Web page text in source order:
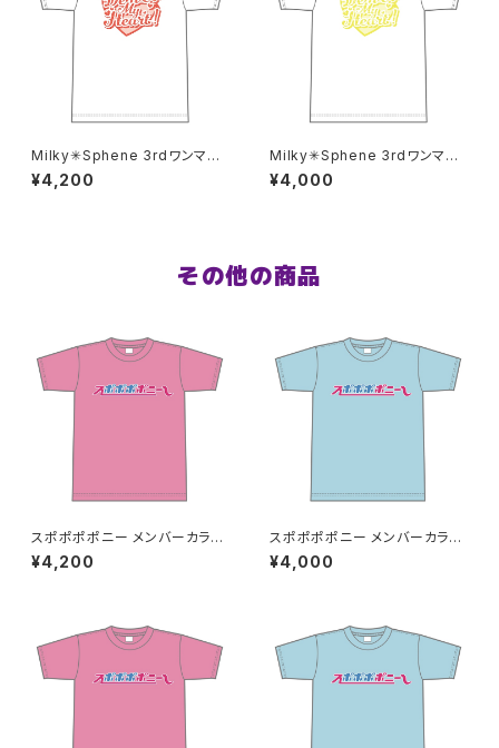
Milky✳︎Sphene 3rdワンマン
Tシャツ 結城彩世ver XXL〜X
XXLサイズ
¥4,200
Milky✳︎Sphene 3rdワンマン
Tシャツ 諸星まなはver S〜XL
サイズ
¥4,000
その他の商品
スポポポポニー メンバーカラー
シンプルデザイン ロゴTシャツ
ピンク XXL〜XXXLサイズ
¥4,200
スポポポポニー メンバーカラー
シンプルデザイン ロゴTシャツ
ライトブルー S〜XLサイズ
¥4,000